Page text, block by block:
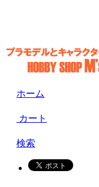
ホーム
カート
検索